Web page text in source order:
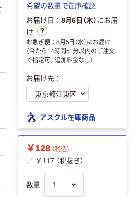
希望の数量で在庫確認
お届け日： 8月6日（木）にお届
け
お急ぎ便：8月5日（水）にお届け
（今から14時間51分以内のご注文
で指定可。追加料金なし）
お届け先：
アスクル在庫商品
￥128 （税込）
／ ￥117 （税抜き）
数量